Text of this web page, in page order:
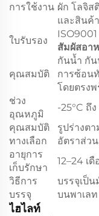
การใช้งาน ผัก โลจิ
และสินค้
ใบรับรอง
ISO9001
สัมผัสอา
คุณสมบัติ
กันน้ำ กัน
การซ้อน
โดยตรง
ช่วง
อุณหภูมิ
-25°C ถึ
คุณสมบัติ
ทางเลือก
รูปร่างต
อัตราส่ว
อายุการ
เก็บรักษา
12–24 เ
วิธีการ
บรรจุ
บรรจุเป็
บนพาเลท
ไฮไลท์